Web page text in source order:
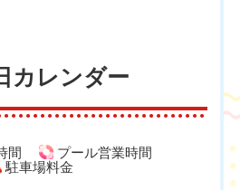
カレンダー
間
プール営業時間
駐車場料金